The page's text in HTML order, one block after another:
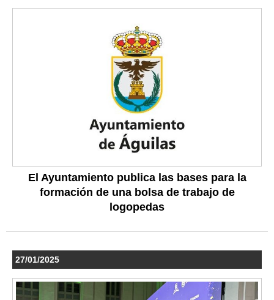
El Ayuntamiento publica las bases para la
formación de una bolsa de trabajo de
logopedas
27/01/2025